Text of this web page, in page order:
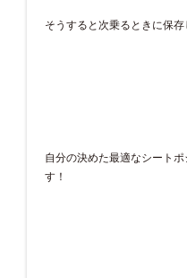
そうすると次乗るときに保存
自分の決めた最適なシート
す！